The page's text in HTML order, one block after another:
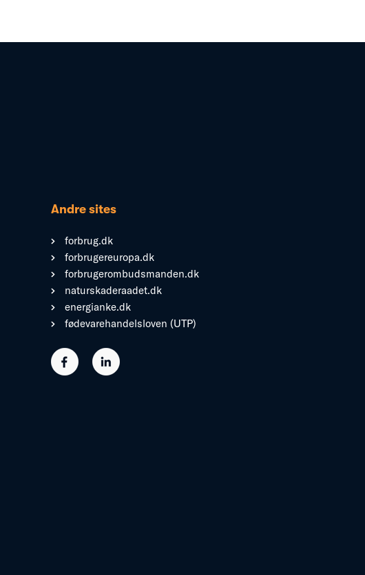
Andre sites
forbrug.dk
forbrugereuropa.dk
forbrugerombudsmanden.dk
naturskaderaadet.dk
energianke.dk
fødevarehandelsloven (UTP)